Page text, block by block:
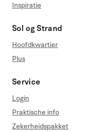
Inspiratie
Sol og Strand
Hoofdkwartier
Plus
Service
Login
Praktische info
Zekerheidspakket